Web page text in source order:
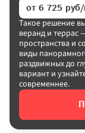
от 6 725
Такое решение
веранд и террас
пространства и
виды
раздвижных до
вариант и
современнее.